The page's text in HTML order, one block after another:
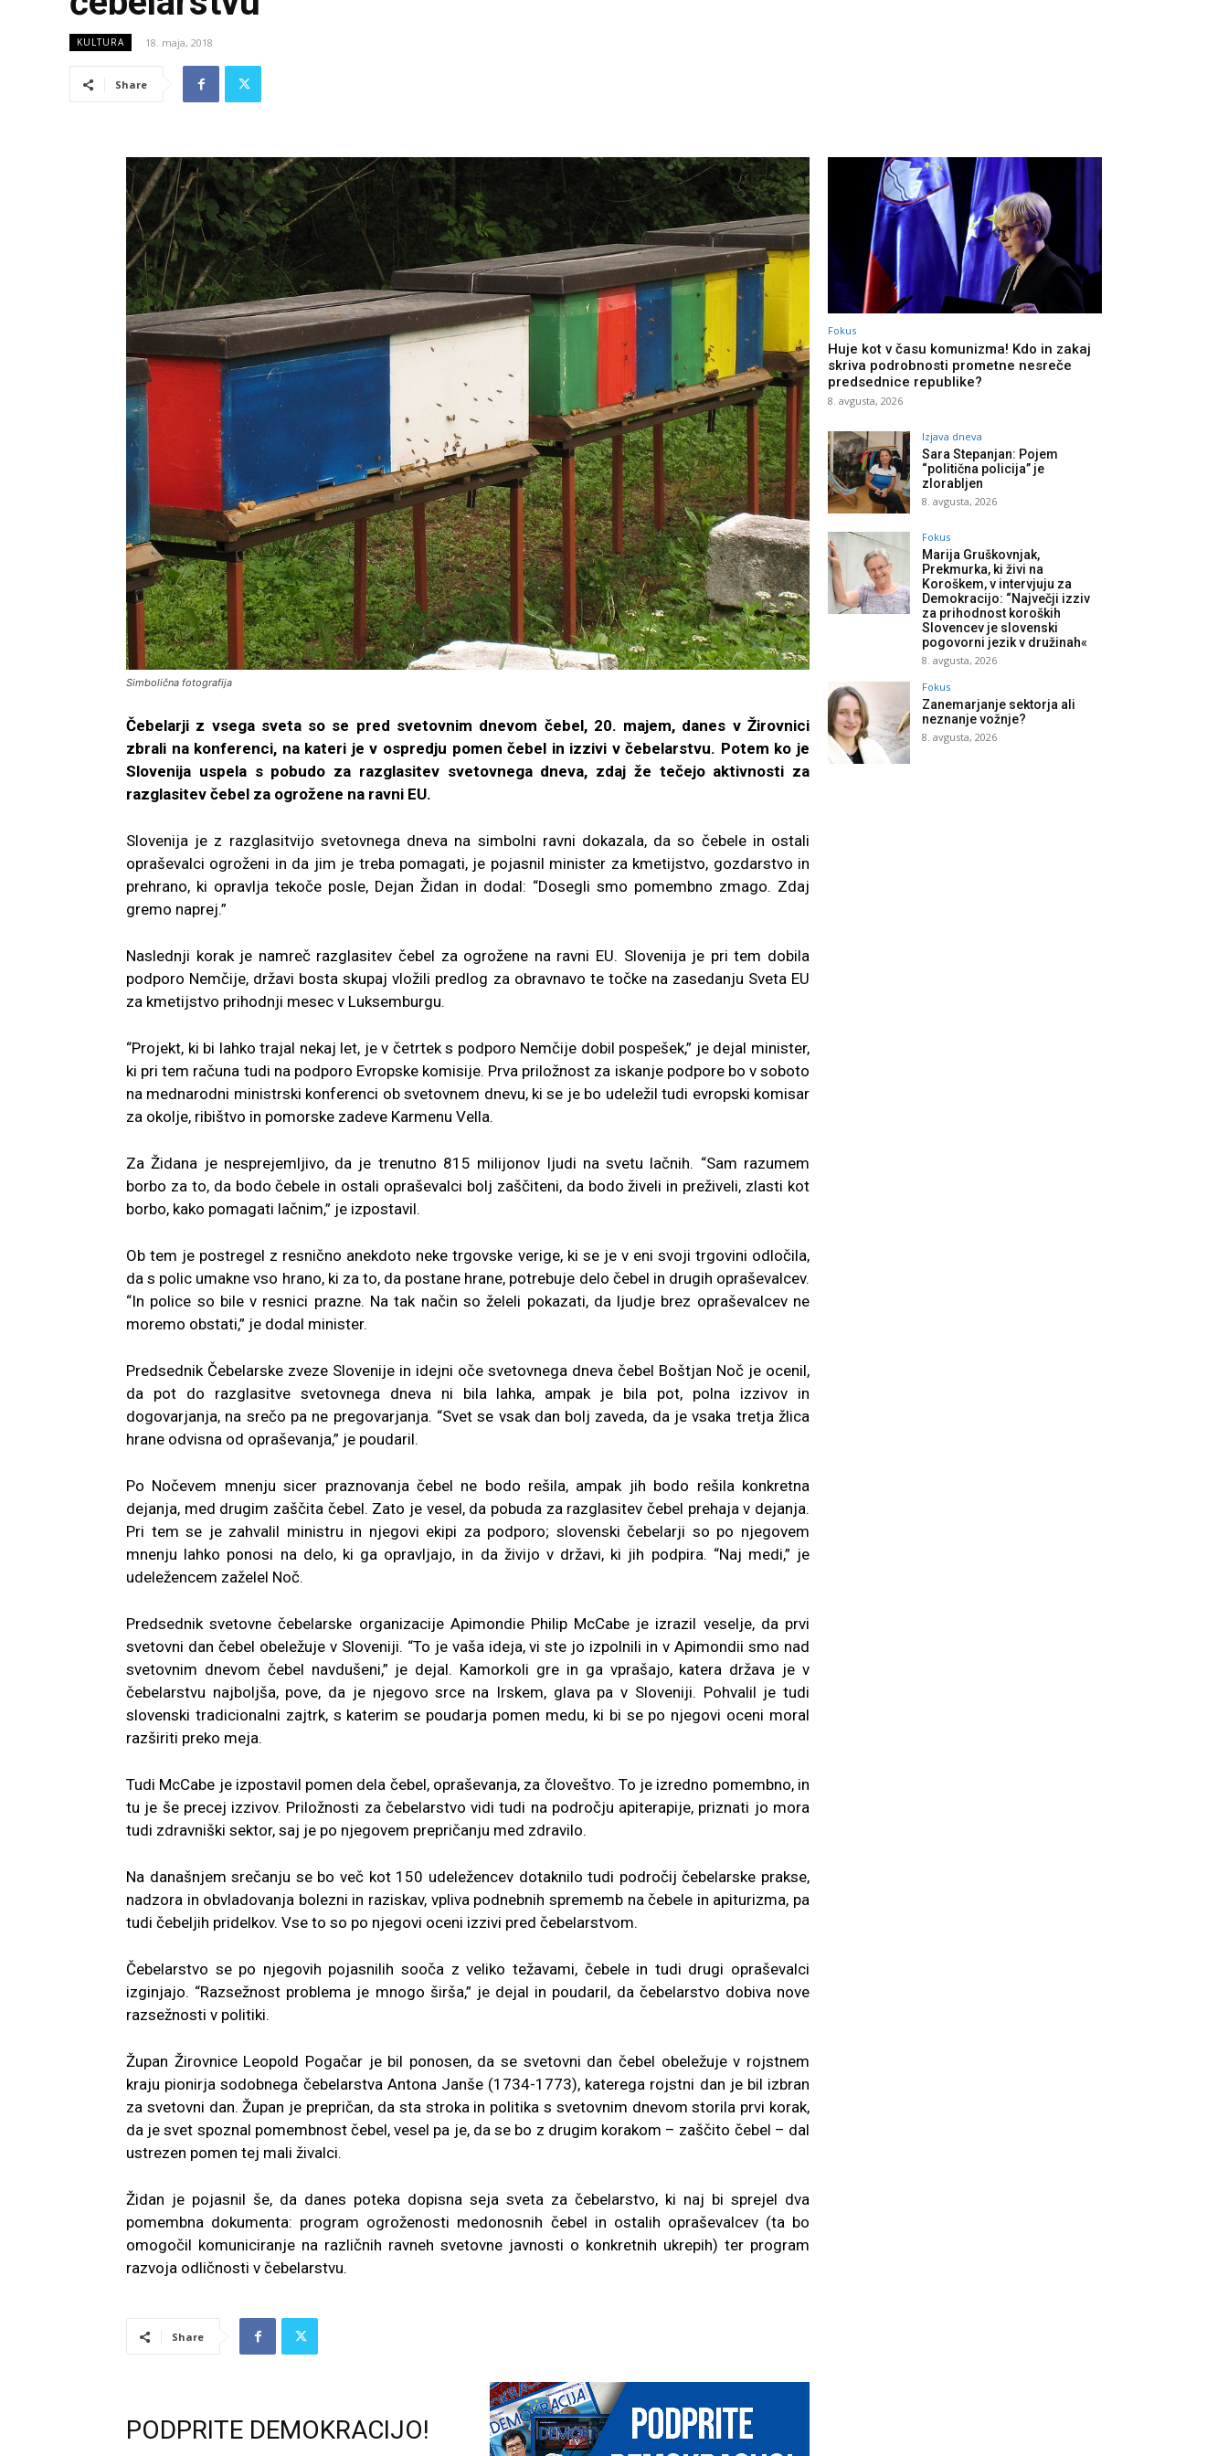
KULTURA 18. maja, 2018
Share
Simbolična fotografija
Čebelarji z vsega sveta so se pred svetovnim dnevom čebel, 20. majem, danes v Žirovnici
zbrali na konferenci, na kateri je v ospredju pomen čebel in izzivi v čebelarstvu. Potem ko je
Slovenija uspela s pobudo za razglasitev svetovnega dneva, zdaj že tečejo aktivnosti za
razglasitev čebel za ogrožene na ravni EU.
Slovenija je z razglasitvijo svetovnega dneva na simbolni ravni dokazala, da so čebele in ostali
opraševalci ogroženi in da jim je treba pomagati, je pojasnil minister za kmetijstvo, gozdarstvo in
prehrano, ki opravlja tekoče posle, Dejan Židan in dodal: “Dosegli smo pomembno zmago. Zdaj
gremo naprej.”
Naslednji korak je namreč razglasitev čebel za ogrožene na ravni EU. Slovenija je pri tem dobila
podporo Nemčije, državi bosta skupaj vložili predlog za obravnavo te točke na zasedanju Sveta EU
za kmetijstvo prihodnji mesec v Luksemburgu.
“Projekt, ki bi lahko trajal nekaj let, je v četrtek s podporo Nemčije dobil pospešek,” je dejal minister,
ki pri tem računa tudi na podporo Evropske komisije. Prva priložnost za iskanje podpore bo v soboto
na mednarodni ministrski konferenci ob svetovnem dnevu, ki se je bo udeležil tudi evropski komisar
za okolje, ribištvo in pomorske zadeve Karmenu Vella.
Za Židana je nesprejemljivo, da je trenutno 815 milijonov ljudi na svetu lačnih. “Sam razumem
borbo za to, da bodo čebele in ostali opraševalci bolj zaščiteni, da bodo živeli in preživeli, zlasti kot
borbo, kako pomagati lačnim,” je izpostavil.
Ob tem je postregel z resnično anekdoto neke trgovske verige, ki se je v eni svoji trgovini odločila,
da s polic umakne vso hrano, ki za to, da postane hrane, potrebuje delo čebel in drugih opraševalcev.
“In police so bile v resnici prazne. Na tak način so želeli pokazati, da ljudje brez opraševalcev ne
moremo obstati,” je dodal minister.
Predsednik Čebelarske zveze Slovenije in idejni oče svetovnega dneva čebel Boštjan Noč je ocenil,
da pot do razglasitve svetovnega dneva ni bila lahka, ampak je bila pot, polna izzivov in
dogovarjanja, na srečo pa ne pregovarjanja. “Svet se vsak dan bolj zaveda, da je vsaka tretja žlica
hrane odvisna od opraševanja,” je poudaril.
Po Nočevem mnenju sicer praznovanja čebel ne bodo rešila, ampak jih bodo rešila konkretna
dejanja, med drugim zaščita čebel. Zato je vesel, da pobuda za razglasitev čebel prehaja v dejanja.
Pri tem se je zahvalil ministru in njegovi ekipi za podporo; slovenski čebelarji so po njegovem
mnenju lahko ponosi na delo, ki ga opravljajo, in da živijo v državi, ki jih podpira. “Naj medi,” je
udeležencem zaželel Noč.
Predsednik svetovne čebelarske organizacije Apimondie Philip McCabe je izrazil veselje, da prvi
svetovni dan čebel obeležuje v Sloveniji. “To je vaša ideja, vi ste jo izpolnili in v Apimondii smo nad
svetovnim dnevom čebel navdušeni,” je dejal. Kamorkoli gre in ga vprašajo, katera država je v
čebelarstvu najboljša, pove, da je njegovo srce na Irskem, glava pa v Sloveniji. Pohvalil je tudi
slovenski tradicionalni zajtrk, s katerim se poudarja pomen medu, ki bi se po njegovi oceni moral
razširiti preko meja.
Tudi McCabe je izpostavil pomen dela čebel, opraševanja, za človeštvo. To je izredno pomembno, in
tu je še precej izzivov. Priložnosti za čebelarstvo vidi tudi na področju apiterapije, priznati jo mora
tudi zdravniški sektor, saj je po njegovem prepričanju med zdravilo.
Na današnjem srečanju se bo več kot 150 udeležencev dotaknilo tudi področij čebelarske prakse,
nadzora in obvladovanja bolezni in raziskav, vpliva podnebnih sprememb na čebele in apiturizma, pa
tudi čebeljih pridelkov. Vse to so po njegovi oceni izzivi pred čebelarstvom.
Čebelarstvo se po njegovih pojasnilih sooča z veliko težavami, čebele in tudi drugi opraševalci
izginjajo. “Razsežnost problema je mnogo širša,” je dejal in poudaril, da čebelarstvo dobiva nove
razsežnosti v politiki.
Župan Žirovnice Leopold Pogačar je bil ponosen, da se svetovni dan čebel obeležuje v rojstnem
kraju pionirja sodobnega čebelarstva Antona Janše (1734-1773), katerega rojstni dan je bil izbran
za svetovni dan. Župan je prepričan, da sta stroka in politika s svetovnim dnevom storila prvi korak,
da je svet spoznal pomembnost čebel, vesel pa je, da se bo z drugim korakom – zaščito čebel – dal
ustrezen pomen tej mali živalci.
Židan je pojasnil še, da danes poteka dopisna seja sveta za čebelarstvo, ki naj bi sprejel dva
pomembna dokumenta: program ogroženosti medonosnih čebel in ostalih opraševalcev (ta bo
omogočil komuniciranje na različnih ravneh svetovne javnosti o konkretnih ukrepih) ter program
razvoja odličnosti v čebelarstvu.
Share
PODPRITE DEMOKRACIJO!
Fokus
Huje kot v času komunizma! Kdo in zakaj
skriva podrobnosti prometne nesreče
predsednice republike?
8. avgusta, 2026
Izjava dneva
Sara Stepanjan: Pojem
“politična policija” je
zlorabljen
8. avgusta, 2026
Fokus
Marija Gruškovnjak,
Prekmurka, ki živi na
Koroškem, v intervjuju za
Demokracijo: “Največji izziv
za prihodnost koroških
Slovencev je slovenski
pogovorni jezik v družinah«
8. avgusta, 2026
Fokus
Zanemarjanje sektorja ali
neznanje vožnje?
8. avgusta, 2026